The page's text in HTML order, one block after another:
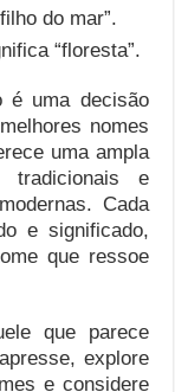
do mar”.
“floresta”.
é uma decisão
nomes
uma ampla
tradicionais e
Cada
e significado,
que ressoe
que parece
explore
e considere